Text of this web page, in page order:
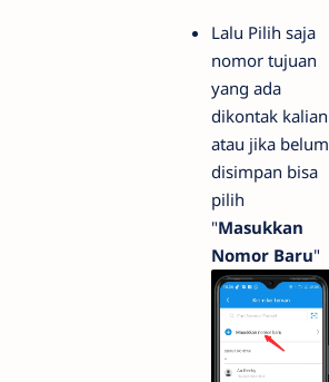
Lalu Pilih saja
nomor tujuan
yang ada
dikontak kalian
atau jika belum
disimpan bisa
pilih
"Masukkan
Nomor Baru"